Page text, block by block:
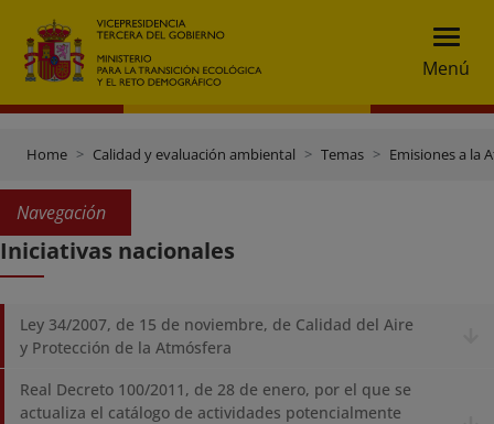
Menú
Home Calidad y evaluación ambiental Temas Emisiones a la
Navegación
Iniciativas nacionales
Ley 34/2007, de 15 de noviembre, de Calidad del Aire
y Protección de la Atmósfera
Real Decreto 100/2011, de 28 de enero, por el que se
actualiza el catálogo de actividades potencialmente